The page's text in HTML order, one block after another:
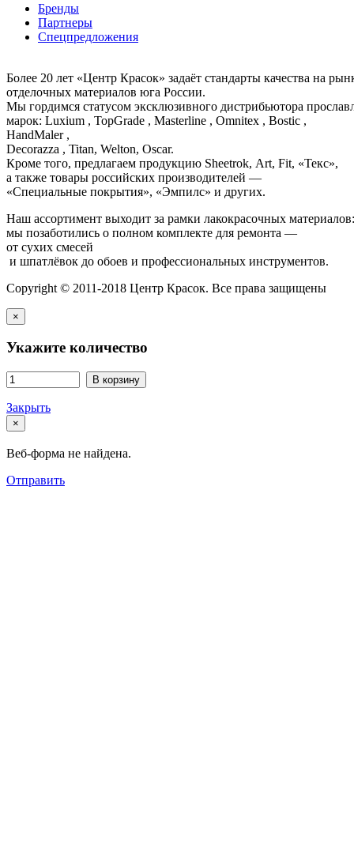
Бренды
Партнеры
Спецпредложения
Более 20 лет «Центр Красок» задаёт стандарты качества на
отделочных материалов юга России.
Мы гордимся статусом эксклюзивного дистрибьютора
марок: Luxium , TopGrade , Masterline , Omnitex , Bostic ,
HandMaler ,
Decorazza , Titan, Welton, Oscar.
Кроме того, предлагаем продукцию Sheetrok, Art, Fit, «Текс»,
а также товары российских производителей —
«Специальные покрытия», «Эмпилс» и других.
Наш ассортимент выходит за рамки лакокрасочных
мы позаботились о полном комплекте для ремонта —
от сухих смесей
и шпатлёвок до обоев и профессиональных инструментов.
Copyright © 2011-2018 Центр Красок. Все права защищены
×
Укажите количество
В корзину
Закрыть
×
Веб-форма не найдена.
Отправить